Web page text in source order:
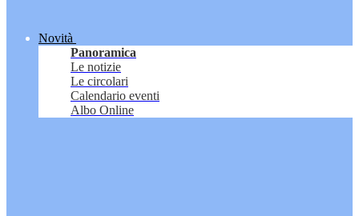
Novità
Panoramica
Le notizie
Le circolari
Calendario eventi
Albo Online